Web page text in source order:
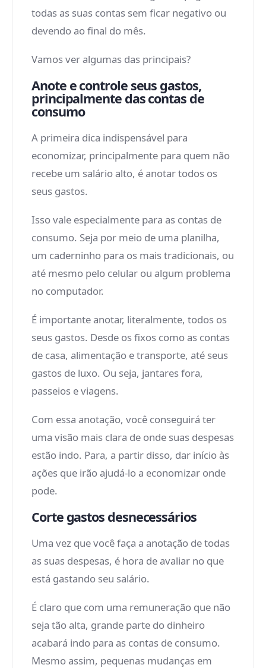
todas as suas contas sem ficar negativo ou
devendo ao final do mês.
Vamos ver algumas das principais?
Anote e controle seus gastos,
principalmente das contas de
consumo
A primeira dica indispensável para
economizar, principalmente para quem não
recebe um salário alto, é anotar todos os
seus gastos.
Isso vale especialmente para as contas de
consumo. Seja por meio de uma planilha,
um caderninho para os mais tradicionais, ou
até mesmo pelo celular ou algum problema
no computador.
É importante anotar, literalmente, todos os
seus gastos. Desde os fixos como as contas
de casa, alimentação e transporte, até seus
gastos de luxo. Ou seja, jantares fora,
passeios e viagens.
Com essa anotação, você conseguirá ter
uma visão mais clara de onde suas despesas
estão indo. Para, a partir disso, dar início às
ações que irão ajudá-lo a economizar onde
pode.
Corte gastos desnecessários
Uma vez que você faça a anotação de todas
as suas despesas, é hora de avaliar no que
está gastando seu salário.
É claro que com uma remuneração que não
seja tão alta, grande parte do dinheiro
acabará indo para as contas de consumo.
Mesmo assim, pequenas mudanças em